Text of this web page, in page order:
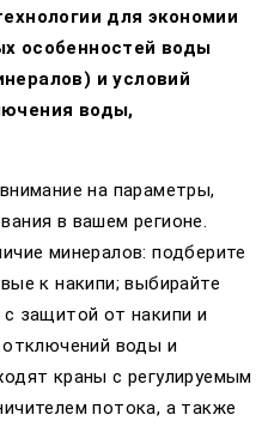
для экономии
особенностей воды
и условий
воды,
на параметры,
в вашем регионе.
минералов: подберите
к накипи; выбирайте
защитой от накипи и
воды и
краны с регулируемым
потока, а также